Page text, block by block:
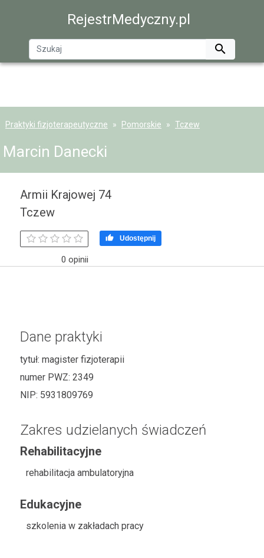
RejestrMedyczny.pl

Praktyki fizjoterapeutyczne Pomorskie Tczew
Marcin Danecki
Armii Krajowej 74
Tczew
0 opinii
 Udostępnij
Dane praktyki
tytuł: magister fizjoterapii
numer PWZ: 2349
NIP: 5931809769
Zakres udzielanych świadczeń
Rehabilitacyjne
rehabilitacja ambulatoryjna
Edukacyjne
szkolenia w zakładach pracy